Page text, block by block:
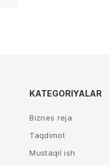
KATEGORIYALAR
Biznes reja
Taqdimot
Mustaqil ish